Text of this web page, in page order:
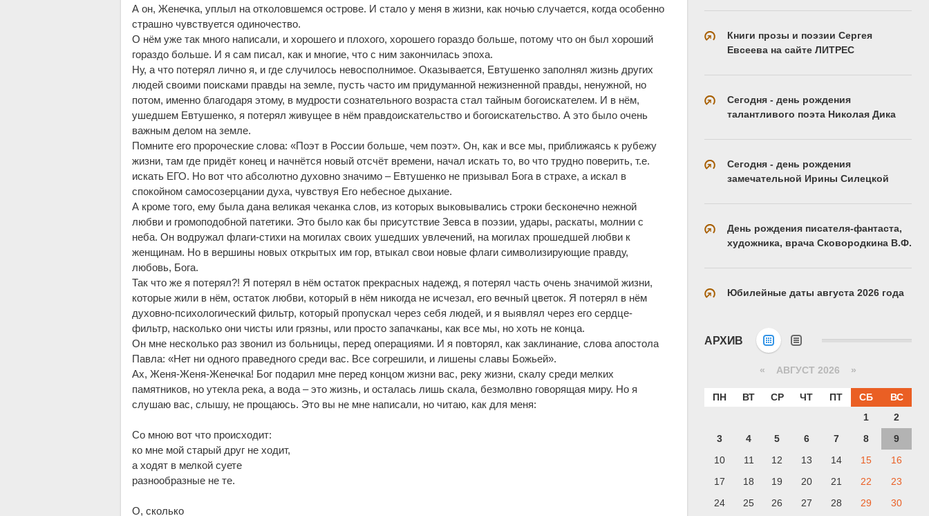
А он, Женечка, уплыл на отколовшемся острове. И стало у меня в жизни, как ночью случается, когда особенно
страшно чувствуется одиночество.
О нём уже так много написали, и хорошего и плохого, хорошего гораздо больше, потому что он был хороший
гораздо больше. И я сам писал, как и многие, что с ним закончилась эпоха.
Ну, а что потерял лично я, и где случилось невосполнимое. Оказывается, Евтушенко заполнял жизнь других
людей своими поисками правды на земле, пусть часто им придуманной нежизненной правды, ненужной, но
потом, именно благодаря этому, в мудрости сознательного возраста стал тайным богоискателем. И в нём,
ушедшем Евтушенко, я потерял живущее в нём правдоискательство и богоискательство. А это было очень
важным делом на земле.
Помните его пророческие слова: «Поэт в России больше, чем поэт». Он, как и все мы, приближаясь к рубежу
жизни, там где придёт конец и начнётся новый отсчёт времени, начал искать то, во что трудно поверить, т.е.
искать ЕГО. Но вот что абсолютно духовно значимо – Евтушенко не призывал Бога в страхе, а искал в
спокойном самосозерцании духа, чувствуя Его небесное дыхание.
А кроме того, ему была дана великая чеканка слов, из которых выковывались строки бесконечно нежной
любви и громоподобной патетики. Это было как бы присутствие Зевса в поэзии, удары, раскаты, молнии с
неба. Он водружал флаги-стихи на могилах своих ушедших увлечений, на могилах прошедшей любви к
женщинам. Но в вершины новых открытых им гор, втыкал свои новые флаги символизирующие правду,
любовь, Бога.
Так что же я потерял?! Я потерял в нём остаток прекрасных надежд, я потерял часть очень значимой жизни,
которые жили в нём, остаток любви, который в нём никогда не исчезал, его вечный цветок. Я потерял в нём
духовно-психологический фильтр, который пропускал через себя людей, и я выявлял через его сердце-
фильтр, насколько они чисты или грязны, или просто запачканы, как все мы, но хоть не конца.
Он мне несколько раз звонил из больницы, перед операциями. И я повторял, как заклинание, слова апостола
Павла: «Нет ни одного праведного среди вас. Все согрешили, и лишены славы Божьей».
Ах, Женя-Женя-Женечка! Бог подарил мне перед концом жизни вас, реку жизни, скалу среди мелких
памятников, но утекла река, а вода – это жизнь, и осталась лишь скала, безмолвно говорящая миру. Но я
слушаю вас, слышу, не прощаюсь. Это вы не мне написали, но читаю, как для меня:
Со мною вот что происходит:
ко мне мой старый друг не ходит,
а ходят в мелкой суете
разнообразные не те.
О, сколько
Книги прозы и поэзии Сергея
Евсеева на сайте ЛИТРЕС
Сегодня - день рождения
талантливого поэта Николая Дика
Сегодня - день рождения
замечательной Ирины Силецкой
День рождения писателя-фантаста,
художника, врача Сковородкина В.Ф.
Юбилейные даты августа 2026 года
АРХИВ
« АВГУСТ 2026 »
ПН ВТ СР ЧТ ПТ СБ
ВС
1
2
3
4 5 6 7 8
9
10
11 12 13 14 15
16
17
18 19 20 21 22
23
24
25 26 27 28 29
30